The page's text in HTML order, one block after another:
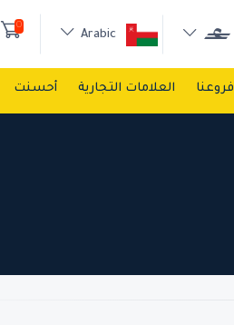
0
فروعنا العلامات التجارية أحسنت